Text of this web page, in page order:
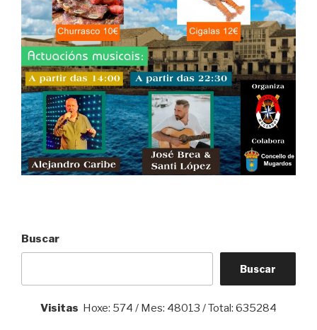
Buscar
Buscar
Visitas Hoxe: 574 / Mes: 48013 / Total: 635284